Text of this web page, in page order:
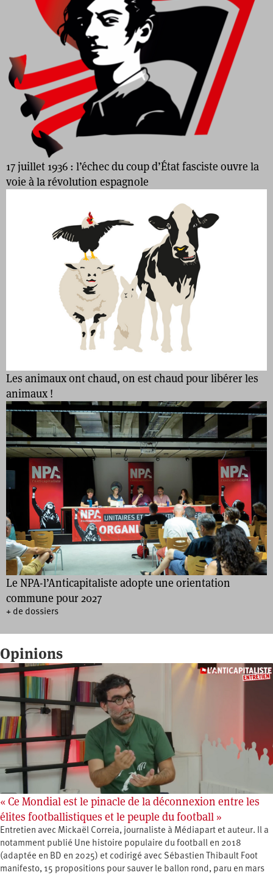
17 juillet 1936 : l’échec du coup d’État fasciste ouvre la
voie à la révolution espagnole
Les animaux ont chaud, on est chaud pour libérer les
animaux !
Le NPA-l’Anticapitaliste adopte une orientation
commune pour 2027
+ de dossiers
Opinions
« Ce Mondial est le pinacle de la déconnexion entre les
élites footballistiques et le peuple du football »
Entretien avec Mickaël Correia, journaliste à Médiapart et auteur. Il a
notamment publié Une histoire populaire du football en 2018
(adaptée en BD en 2025) et codirigé avec Sébastien Thibault Foot
manifesto, 15 propositions pour sauver le ballon rond, paru en mars